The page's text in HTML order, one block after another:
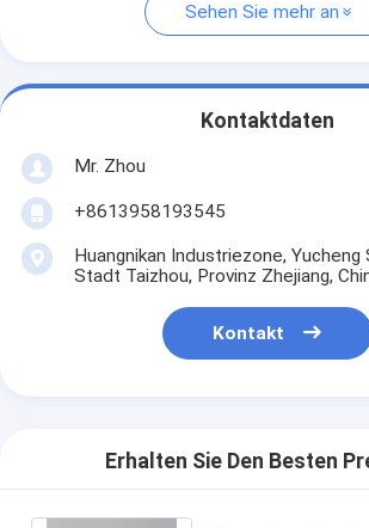
Sehen Sie mehr an
Kontaktdaten
Mr. Zhou
+8613958193545
Huangnikan Industriezone, Yucheng
Stadt Taizhou, Provinz Zhejiang,
Kontakt
Erhalten Sie Den Besten